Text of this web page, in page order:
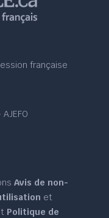
française
Avis de non-
et
Politique de